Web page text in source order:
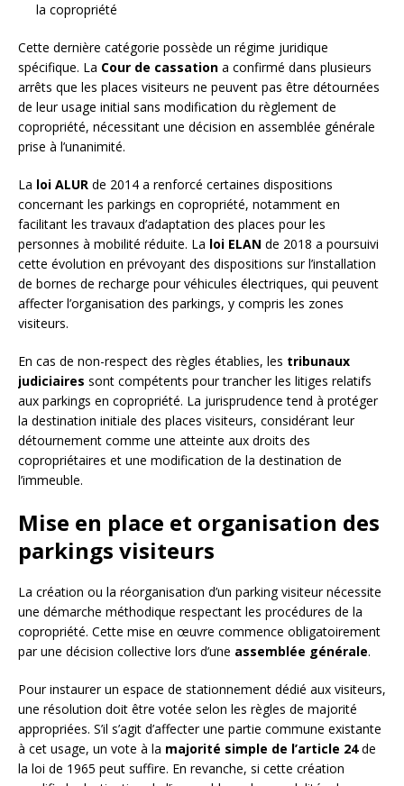
la copropriété
Cette dernière catégorie possède un régime juridique
spécifique. La Cour de cassation a confirmé dans plusieurs
arrêts que les places visiteurs ne peuvent pas être détournées
de leur usage initial sans modification du règlement de
copropriété, nécessitant une décision en assemblée générale
prise à l’unanimité.
La loi ALUR de 2014 a renforcé certaines dispositions
concernant les parkings en copropriété, notamment en
facilitant les travaux d’adaptation des places pour les
personnes à mobilité réduite. La loi ELAN de 2018 a poursuivi
cette évolution en prévoyant des dispositions sur l’installation
de bornes de recharge pour véhicules électriques, qui peuvent
affecter l’organisation des parkings, y compris les zones
visiteurs.
En cas de non-respect des règles établies, les tribunaux
judiciaires sont compétents pour trancher les litiges relatifs
aux parkings en copropriété. La jurisprudence tend à protéger
la destination initiale des places visiteurs, considérant leur
détournement comme une atteinte aux droits des
copropriétaires et une modification de la destination de
l’immeuble.
Mise en place et organisation des
parkings visiteurs
La création ou la réorganisation d’un parking visiteur nécessite
une démarche méthodique respectant les procédures de la
copropriété. Cette mise en œuvre commence obligatoirement
par une décision collective lors d’une assemblée générale.
Pour instaurer un espace de stationnement dédié aux visiteurs,
une résolution doit être votée selon les règles de majorité
appropriées. S’il s’agit d’affecter une partie commune existante
à cet usage, un vote à la majorité simple de l’article 24de
la loi de 1965 peut suffire. En revanche, si cette création